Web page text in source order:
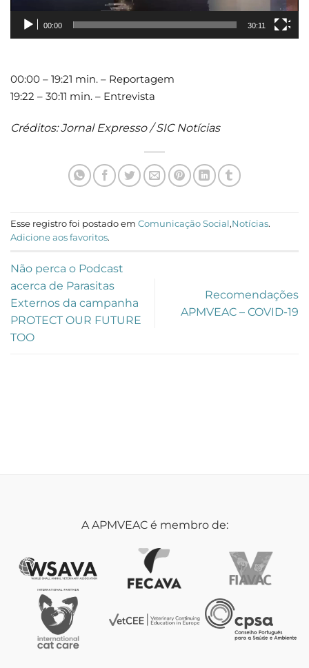
00:00 30:11
00:00 – 19:21 min. – Reportagem
19:22 – 30:11 min. – Entrevista
Créditos: Jornal Expresso / SIC Notícias
Esse registro foi postado em Comunicação Social,Notícias.
Adicione aos favoritos.
Não perca o Podcast
acerca de Parasitas
Externos da campanha
PROTECT OUR FUTURE
TOO
Recomendações
APMVEAC – COVID-19
A APMVEAC é membro de: